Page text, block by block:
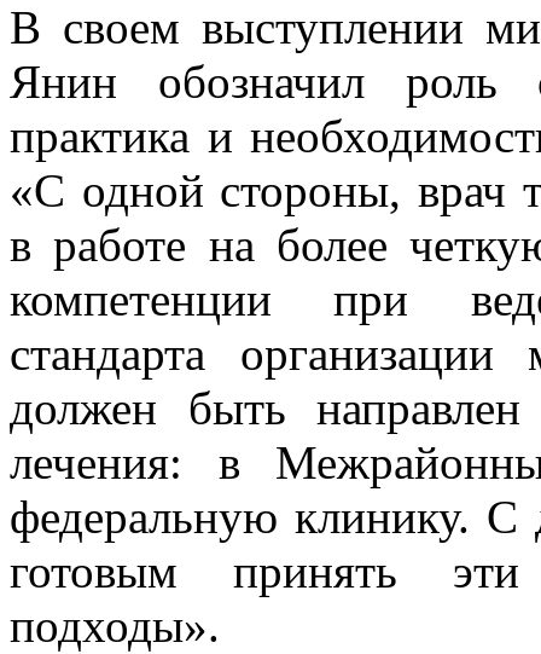
В своем выступлении
Янин обозначил роль
практика и
«С одной стороны, врач
в работе на более
компетенции при
стандарта
должен быть
лечения: в
федеральную клинику. С
готовым принять эти
подходы».